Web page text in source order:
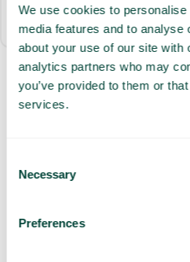
We use cookies to
media features and to
about your use of our site with
analytics partners who may
you’ve provided to them or
services.
Selection
Necessary
Preferences
Få en
offert